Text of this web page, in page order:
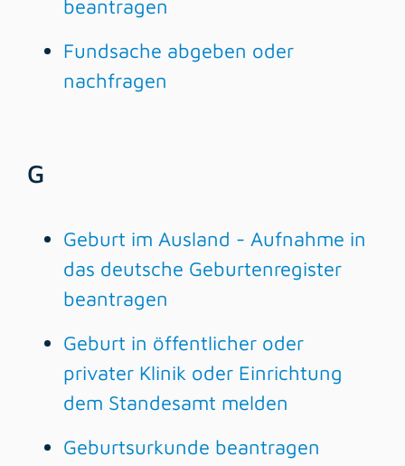
beantragen
Fundsache abgeben oder
nachfragen
G
Geburt im Ausland - Aufnahme in
das deutsche Geburtenregister
beantragen
Geburt in öffentlicher oder
privater Klinik oder Einrichtung
dem Standesamt melden
Geburtsurkunde beantragen